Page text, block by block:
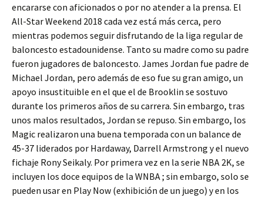
encararse con aficionados o por no atender a la prensa. El
All-Star Weekend 2018 cada vez está más cerca, pero
mientras podemos seguir disfrutando de la liga regular de
baloncesto estadounidense. Tanto su madre como su padre
fueron jugadores de baloncesto. James Jordan fue padre de
Michael Jordan, pero además de eso fue su gran amigo, un
apoyo insustituible en el que el de Brooklin se sostuvo
durante los primeros años de su carrera. Sin embargo, tras
unos malos resultados, Jordan se repuso. Sin embargo, los
Magic realizaron una buena temporada con un balance de
45-37 liderados por Hardaway, Darrell Armstrong y el nuevo
fichaje Rony Seikaly. Por primera vez en la serie NBA 2K, se
incluyen los doce equipos de la WNBA ; sin embargo, solo se
pueden usar en Play Now (exhibición de un juego) y en los